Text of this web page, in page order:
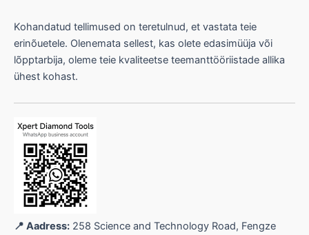
Kohandatud tellimused on teretulnud, et vastata teie
erinõuetele. Olenemata sellest, kas olete edasimüüja või
lõpptarbija, oleme teie kvaliteetse teemanttööriistade allika
ühest kohast.
📍 Aadress: 258 Science and Technology Road, Fengze